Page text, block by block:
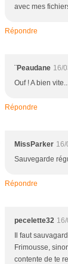
avec mes
Répondre
¨Peaudane 16/
Ouf ! A bien
Répondre
MissParker
Sauvegarde
Répondre
pecelette32
Il faut
Frimousse,
contente de te